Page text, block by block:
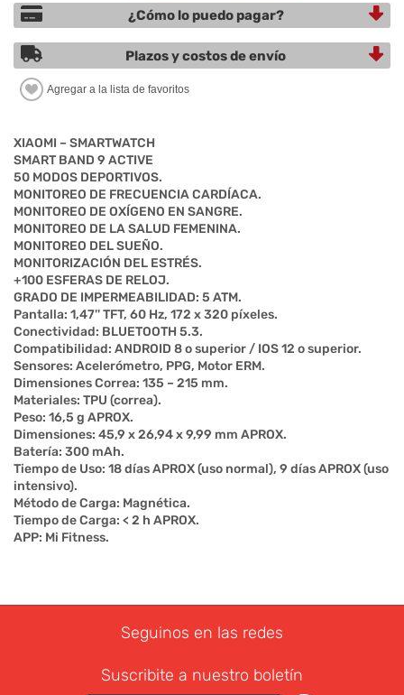
¿Cómo lo puedo pagar?
Plazos y costos de envío
XIAOMI – SMARTWATCH
SMART BAND 9 ACTIVE
50 MODOS DEPORTIVOS.
MONITOREO DE FRECUENCIA CARDÍACA.
MONITOREO DE OXÍGENO EN SANGRE.
MONITOREO DE LA SALUD FEMENINA.
MONITOREO DEL SUEÑO.
MONITORIZACIÓN DEL ESTRÉS.
+100 ESFERAS DE RELOJ.
GRADO DE IMPERMEABILIDAD: 5 ATM.
Pantalla: 1,47'' TFT, 60 Hz, 172 x 320 píxeles.
Conectividad: BLUETOOTH 5.3.
Compatibilidad: ANDROID 8 o superior / IOS 12 o superior.
Sensores: Acelerómetro, PPG, Motor ERM.
Dimensiones Correa: 135 – 215 mm.
Materiales: TPU (correa).
Peso: 16,5 g APROX.
Dimensiones: 45,9 x 26,94 x 9,99 mm APROX.
Batería: 300 mAh.
Tiempo de Uso: 18 días APROX (uso normal), 9 días APROX (uso
intensivo).
Método de Carga: Magnética.
Tiempo de Carga: < 2 h APROX.
APP: Mi Fitness.
Seguinos en las redes
Suscribite a nuestro boletín